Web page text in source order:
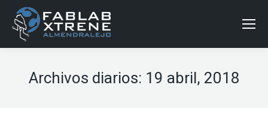
Archivos diarios: 19 abril, 2018